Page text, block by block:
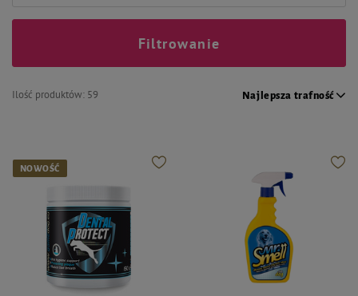
Ilość produktów: 59 Najlepsza trafność
Filtrowanie
NOWOŚĆ